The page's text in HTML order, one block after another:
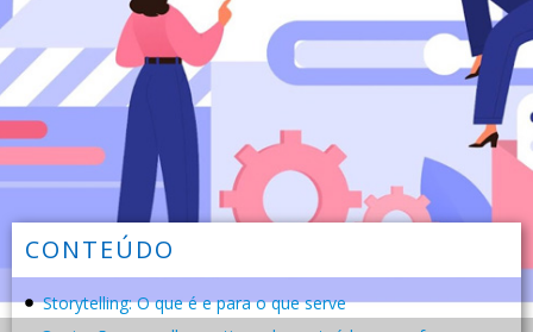
CONTEÚDO
Storytelling: O que é e para o que serve